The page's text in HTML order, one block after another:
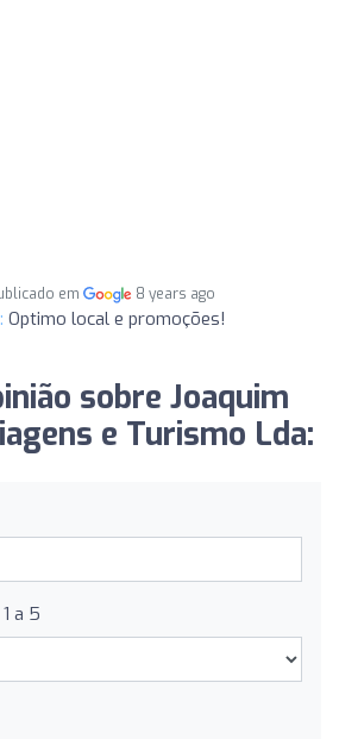
em 8 years ago
Optimo local e promoções!
sobre Joaquim
e Turismo Lda:
a 5